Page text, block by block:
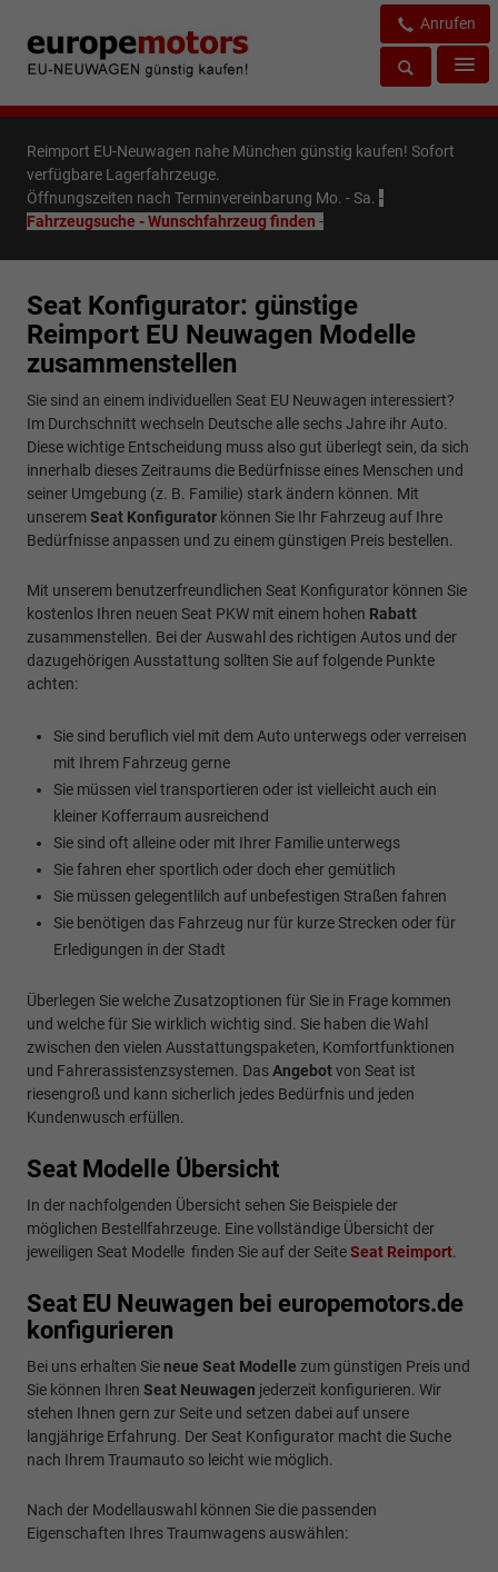
Anrufen
Reimport EU-Neuwagen nahe München günstig kaufen! Sofort
verfügbare Lagerfahrzeuge.
Öffnungszeiten nach Terminvereinbarung Mo. - Sa. -
Fahrzeugsuche - Wunschfahrzeug finden -
Seat Konfigurator: günstige
Reimport EU Neuwagen Modelle
zusammenstellen
Sie sind an einem individuellen Seat EU Neuwagen interessiert?
Im Durchschnitt wechseln Deutsche alle sechs Jahre ihr Auto.
Diese wichtige Entscheidung muss also gut überlegt sein, da sich
innerhalb dieses Zeitraums die Bedürfnisse eines Menschen und
seiner Umgebung (z. B. Familie) stark ändern können. Mit
unseremSeat Konfigurator können Sie Ihr Fahrzeug auf Ihre
Bedürfnisse anpassen und zu einem günstigen Preis bestellen.
Mit unserem benutzerfreundlichen Seat Konfigurator können Sie
kostenlos Ihren neuen Seat PKW mit einem hohen Rabatt
zusammenstellen. Bei der Auswahl des richtigen Autos und der
dazugehörigen Ausstattung sollten Sie auf folgende Punkte
achten:
Sie sind beruflich viel mit dem Auto unterwegs oder verreisen
mit Ihrem Fahrzeug gerne
Sie müssen viel transportieren oder ist vielleicht auch ein
kleiner Kofferraum ausreichend
Sie sind oft alleine oder mit Ihrer Familie unterwegs
Sie fahren eher sportlich oder doch eher gemütlich
Sie müssen gelegentlilch auf unbefestigen Straßen fahren
Sie benötigen das Fahrzeug nur für kurze Strecken oder für
Erledigungen in der Stadt
Überlegen Sie welche Zusatzoptionen für Sie in Frage kommen
und welche für Sie wirklich wichtig sind. Sie haben die Wahl
zwischen den vielen Ausstattungspaketen, Komfortfunktionen
und Fahrerassistenzsystemen. DasAngebotvon Seat ist
riesengroß und kann sicherlich jedes Bedürfnis und jeden
Kundenwusch erfüllen.
Seat Modelle Übersicht
In der nachfolgenden Übersicht sehen Sie Beispiele der
möglichen Bestellfahrzeuge. Eine vollständige Übersicht der
jeweiligen Seat Modelle finden Sie auf der SeiteSeat Reimport.
Seat EU Neuwagen bei europemotors.de
konfigurieren
Bei uns erhalten Sieneue Seat Modelle zum günstigen Preis und
Sie können Ihren Seat Neuwagen jederzeit konfigurieren. Wir
stehen Ihnen gern zur Seite und setzen dabei auf unsere
langjährige Erfahrung. Der Seat Konfigurator macht die Suche
nach Ihrem Traumauto so leicht wie möglich.
Nach der Modellauswahl können Sie die passenden
Eigenschaften Ihres Traumwagens auswählen: